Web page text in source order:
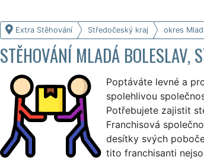
Extra Stěhování Středočeský kraj okres
STĚHOVÁNÍ MLADÁ BOLESLAV,
Poptáváte levné a
spolehlivou
Potřebujete zajistit
Franchisová
desítky svých
tito franchisanti